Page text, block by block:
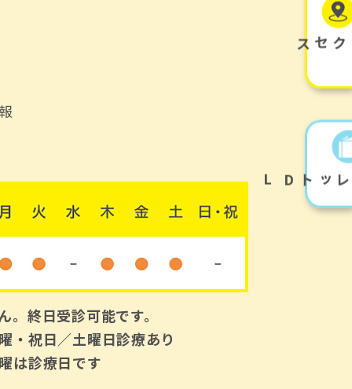
終日受診可能です。
・祝日／土曜日診療あり
は診療日です
アクセス
パンフレット
D
L